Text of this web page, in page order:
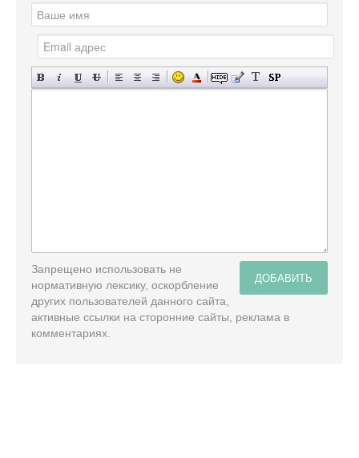
ДОБАВИТЬ
Запрещено использовать не
нормативную лексику, оскорбление
других пользователей данного сайта,
активные ссылки на сторонние сайты, реклама в
комментариях.